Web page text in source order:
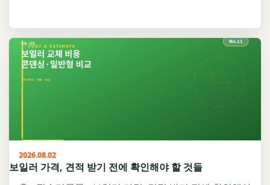
2026.08.02
보일러 가격, 견적 받기 전에 확인해야 할 것들